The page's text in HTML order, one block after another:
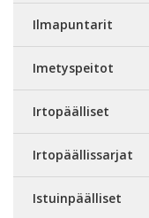
Ilmapuntarit
Imetyspeitot
Irtopäälliset
Irtopäällissarjat
Istuinpäälliset